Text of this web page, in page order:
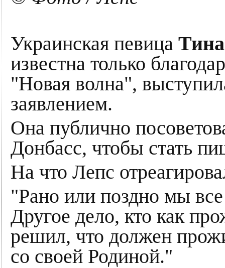
Украинская певица
известна только
"Новая волна",
заявлением.
Она публично
Донбасс, чтобы стать
На что Лепс
"Рано или поздно мы
Другое дело, кто как
решил, что должен
со своей Родиной."